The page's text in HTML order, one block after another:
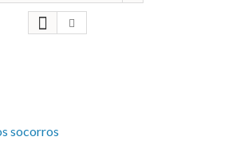
socorros